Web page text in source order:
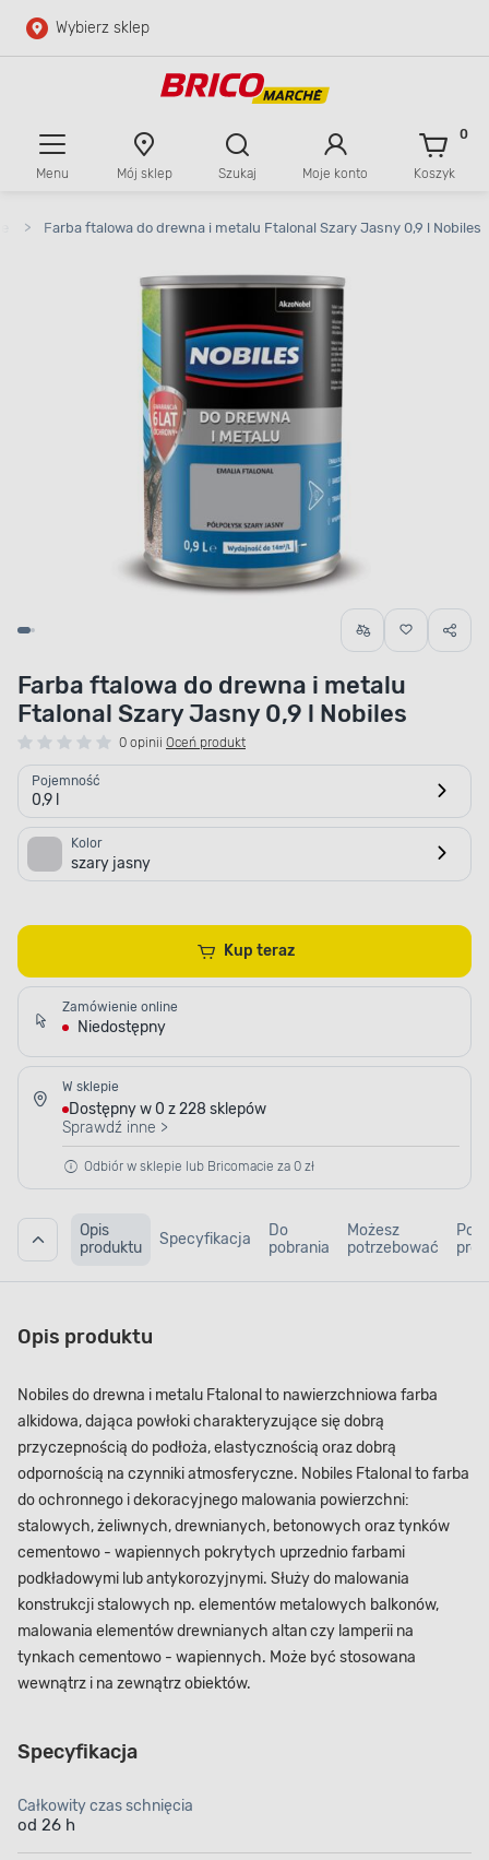
Przejdź do głównej zawartości
Wybierz sklep
Menu Mój sklep Szukaj Moje konto Koszyk
0
> Farba ftalowa do drewna i metalu Ftalonal Szary Jasny 0,9 l Nobiles
Farba ftalowa do drewna i metalu
Ftalonal Szary Jasny 0,9 l Nobiles
0 opinii Oceń produkt
Pojemność
0,9 l
Kolor
szary jasny
Kup teraz
Zamówienie online
Niedostępny
W sklepie
Dostępny w 0 z 228 sklepów
Sprawdź inne >
Odbiór w sklepie lub Bricomacie za 0 zł
Opis
produktu
Specyfikacja
Do
pobrania
Możesz
potrzebować
Opis produktu
Nobiles do drewna i metalu Ftalonal to nawierzchniowa farba
alkidowa, dająca powłoki charakteryzujące się dobrą
przyczepnością do podłoża, elastycznością oraz dobrą
odpornością na czynniki atmosferyczne. Nobiles Ftalonal to farba
do ochronnego i dekoracyjnego malowania powierzchni:
stalowych, żeliwnych, drewnianych, betonowych oraz tynków
cementowo - wapiennych pokrytych uprzednio farbami
podkładowymi lub antykorozyjnymi. Służy do malowania
konstrukcji stalowych np. elementów metalowych balkonów,
malowania elementów drewnianych altan czy lamperii na
tynkach cementowo - wapiennych. Może być stosowana
wewnątrz i na zewnątrz obiektów.
Specyfikacja
Całkowity czas schnięcia
od 26 h